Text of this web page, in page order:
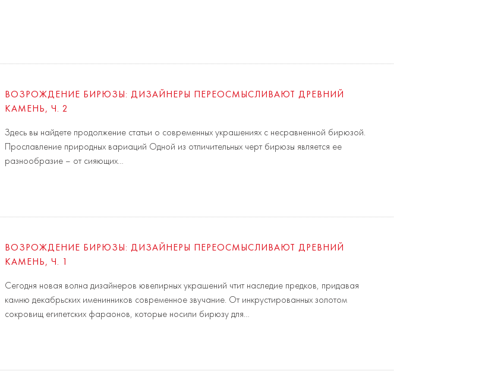
ВОЗРОЖДЕНИЕ БИРЮЗЫ: ДИЗАЙНЕРЫ ПЕРЕОСМЫСЛИВАЮТ ДРЕВНИЙ
КАМЕНЬ, Ч. 2
Здесь вы найдете продолжение статьи о современных украшениях с несравненной бирюзой.
Прославление природных вариаций Одной из отличительных черт бирюзы является ее
разнообразие – от сияющих…
ВОЗРОЖДЕНИЕ БИРЮЗЫ: ДИЗАЙНЕРЫ ПЕРЕОСМЫСЛИВАЮТ ДРЕВНИЙ
КАМЕНЬ, Ч. 1
Сегодня новая волна дизайнеров ювелирных украшений чтит наследие предков, придавая
камню декабрьских именинников современное звучание. От инкрустированных золотом
сокровищ египетских фараонов, которые носили бирюзу для…